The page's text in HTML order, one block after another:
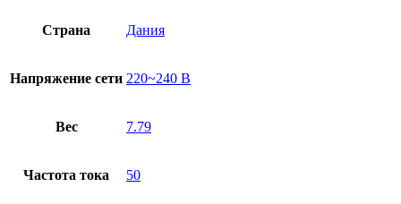
Страна Дания
Напряжение сети 220~240 В
Вес 7.79
Частота тока 50